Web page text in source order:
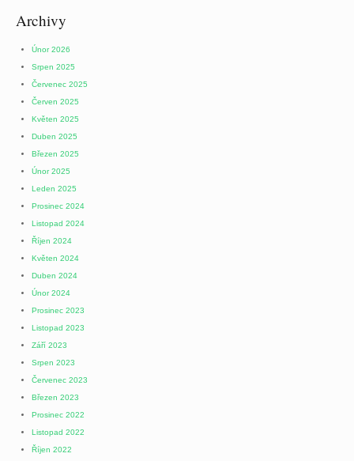
Archivy
Únor 2026
Srpen 2025
Červenec 2025
Červen 2025
Květen 2025
Duben 2025
Březen 2025
Únor 2025
Leden 2025
Prosinec 2024
Listopad 2024
Říjen 2024
Květen 2024
Duben 2024
Únor 2024
Prosinec 2023
Listopad 2023
Září 2023
Srpen 2023
Červenec 2023
Březen 2023
Prosinec 2022
Listopad 2022
Říjen 2022